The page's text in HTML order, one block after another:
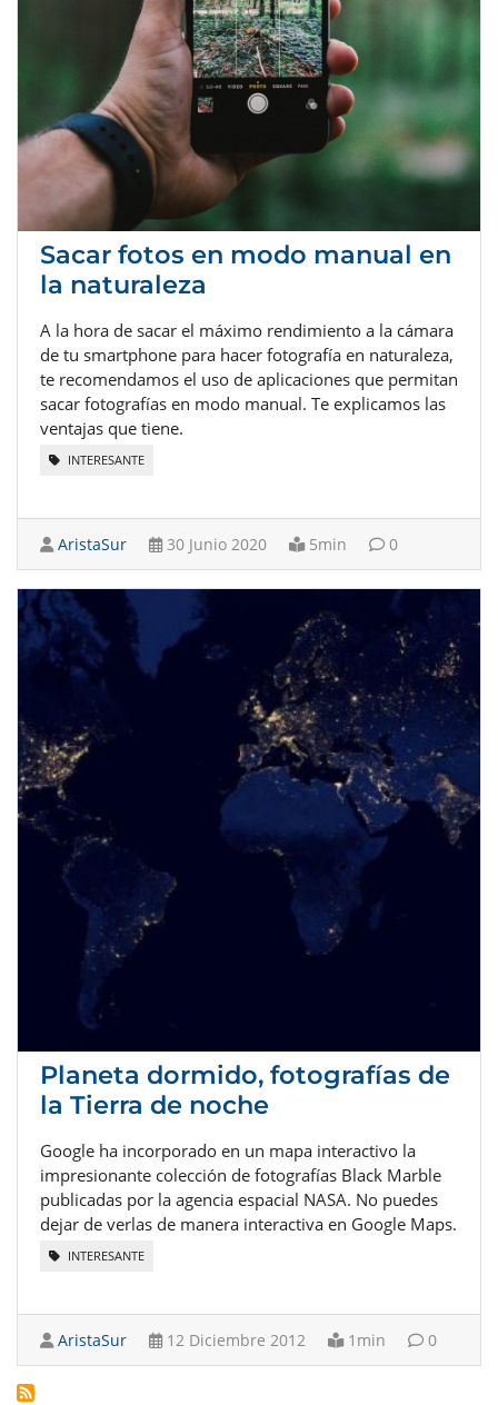
Sacar fotos en modo manual en
la naturaleza
A la hora de sacar el máximo rendimiento a la cámara
de tu smartphone para hacer fotografía en naturaleza,
te recomendamos el uso de aplicaciones que permitan
sacar fotografías en modo manual. Te explicamos las
ventajas que tiene.
INTERESANTE
AristaSur 30 Junio 2020 5min 0
Planeta dormido, fotografías de
la Tierra de noche
Google ha incorporado en un mapa interactivo la
impresionante colección de fotografías Black Marble
publicadas por la agencia espacial NASA. No puedes
dejar de verlas de manera interactiva en Google Maps.
INTERESANTE
AristaSur 12 Diciembre 2012 1min 0